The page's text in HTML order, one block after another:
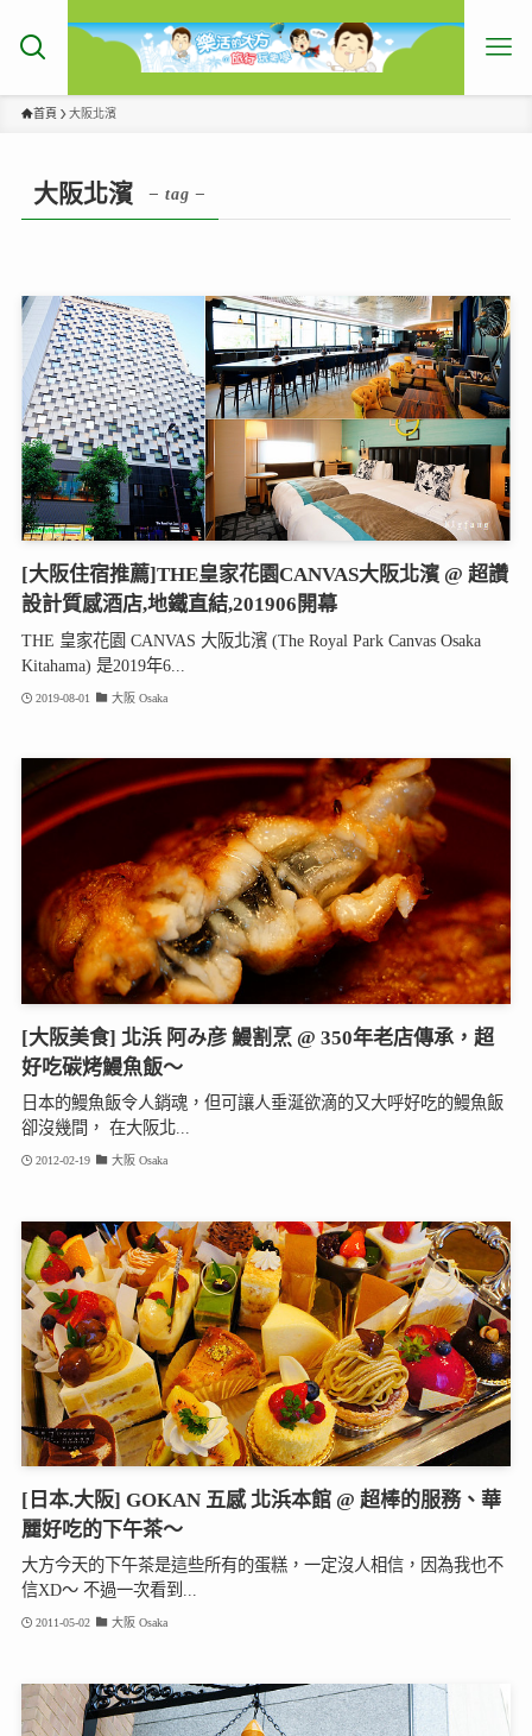
首頁 大阪北濱
大阪北濱 – tag –
[大阪住宿推薦]THE皇家花園CANVAS大阪北濱 @ 超讚
設計質感酒店,地鐵直結,201906開幕
THE 皇家花園 CANVAS 大阪北濱 (The Royal Park Canvas Osaka
Kitahama) 是2019年6...
2019-08-01 大阪 Osaka
[大阪美食] 北浜 阿み彦 鰻割烹 @ 350年老店傳承，超
好吃碳烤鰻魚飯～
日本的鰻魚飯令人銷魂，但可讓人垂涎欲滴的又大呼好吃的鰻魚飯
卻沒幾間， 在大阪北...
2012-02-19 大阪 Osaka
[日本.大阪] GOKAN 五感 北浜本館 @ 超棒的服務、華
麗好吃的下午茶～
大方今天的下午茶是這些所有的蛋糕，一定沒人相信，因為我也不
信XD～ 不過一次看到...
2011-05-02 大阪 Osaka